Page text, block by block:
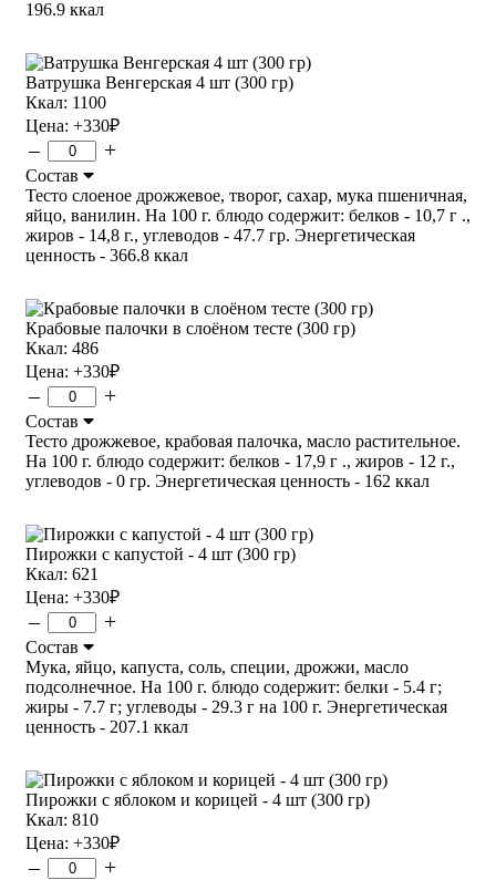
196.9 ккал
Ватрушка Венгерская 4 шт (300 гр)
Ккал: 1100
Цена: +330₽
– +
Состав
Тесто слоеное дрожжевое, творог, сахар, мука пшеничная,
яйцо, ванилин. На 100 г. блюдо содержит: белков - 10,7 г .,
жиров - 14,8 г., углеводов - 47.7 гр. Энергетическая
ценность - 366.8 ккал
Крабовые палочки в слоёном тесте (300 гр)
Ккал: 486
Цена: +330₽
– +
Состав
Тесто дрожжевое, крабовая палочка, масло растительное.
На 100 г. блюдо содержит: белков - 17,9 г ., жиров - 12 г.,
углеводов - 0 гр. Энергетическая ценность - 162 ккал
Пирожки с капустой - 4 шт (300 гр)
Ккал: 621
Цена: +330₽
– +
Состав
Мука, яйцо, капуста, соль, специи, дрожжи, масло
подсолнечное. На 100 г. блюдо содержит: белки - 5.4 г;
жиры - 7.7 г; углеводы - 29.3 г на 100 г. Энергетическая
ценность - 207.1 ккал
Пирожки с яблоком и корицей - 4 шт (300 гр)
Ккал: 810
Цена: +330₽
– +